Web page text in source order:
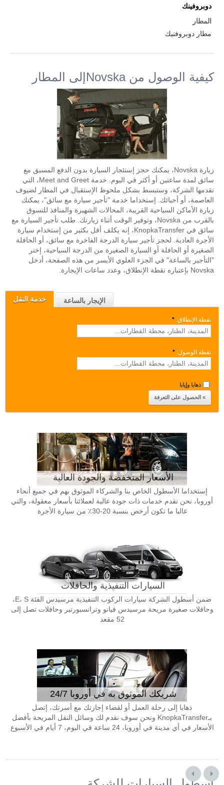
خدمة النقل الإيجار بالساعة
نقطة الإنطلاق: *
نقطة الوصول: *
ذهابا وإيابا
الأسعار المنخفضة والجودة العالية
إستخداما الأسطول الخاص بنا والشركاء الموثوق بهم في جميع أنحاء
أوروبا، نحن نقدم خدمات ذات جودة عالية لعملائنا بأسعار معقولة، والتي
غالبا ما تكون أرخص بنسبة 20-30٪ من سيارة الأجرة
السيارات التنفيذية والحافلات
ضمن أسطول الشركة سيارات الركوب التنفيذية مرسيدس الفئة E، S،
وحافلات صغيرة مريحة مرسيدس فيانو وترانسبورتير وحافلات تصل إلى
52 مقعد
شريكك الموثوق به في أوروبا 24/7
ذهابا إلى رحلة العمل أو لقضاء إجازتك مع أسرتك، إتصل
بـKnopkaTransfer ونحن سوف نقدم لك وسائل النقل المريحة بأفضل
الأسعار في أي مدينة في أوروبا، 24 ساعة في اليوم، 7 أيام في الأسبوع
دوبروفينك
المطار
مطار دوبروفنيك
كيفية الوصول من Novskaإلى المطار
زيارة Novska، يمكنك حجز إستئجار السيارة بدون الدفع المسبق مع
سائق لمدة ساعتين أو أكثر في اليوم. خدمة Meet and Greet، التي
تقدمها الشركة، وستبسط بشكل ملحوظ الإستقبال في المطار لضيوف
العاصمة، أو أحبائك. إستخداما خدمة "تأجير سيارة مع سائق"، يمكنك
زيارة الأماكن السياحية القريبة، المحالات الشهيرة والمنافذ للتسوق
بالقرب من Novska، وتوفير الوقت أثناء زيارتك. طلب تأجير السيارة مع
سائق في KnopkaTransfer، إنه يكلف أقل بكثير من إستخدام سيارة
الأجرة العادية. لحجز تأجير سيارة الدرجة الفاخرة مع سائق، أو الحافلة
الصغيرة أو الحافلة أو السيارة الصغيرة من الدرجة السياحية، إختر
"التأجير بالساعة" في الجزء العلوي الأيسر من هذه الصفحة، أدخل
Novska بإعتباره نقطة الإنطلاق، وعدد ساعات الإيجارة.